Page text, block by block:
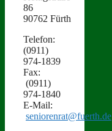
86
90762 Fürth
Tele­fon:
(0911)
974‑1839
Fax:
(0911)
974‑1840
E‑Mail:
seniorenrat@fuerth.de